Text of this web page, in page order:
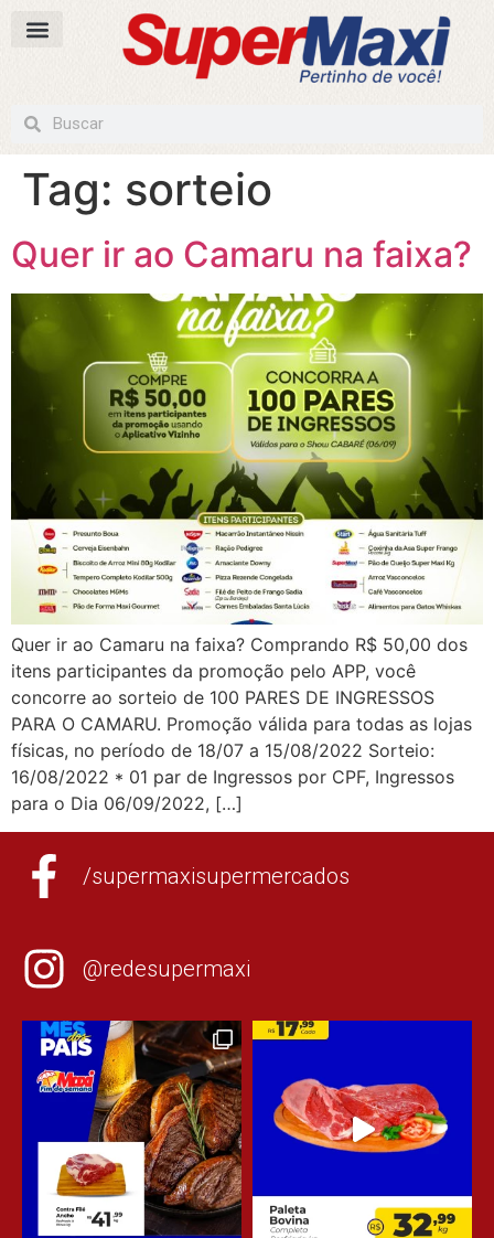
Tag: sorteio
Quer ir ao Camaru na faixa?
Quer ir ao Camaru na faixa? Comprando R$ 50,00 dos
itens participantes da promoção pelo APP, você
concorre ao sorteio de 100 PARES DE INGRESSOS
PARA O CAMARU. Promoção válida para todas as lojas
físicas, no período de 18/07 a 15/08/2022 Sorteio:
16/08/2022 * 01 par de Ingressos por CPF, Ingressos
para o Dia 06/09/2022, […]
/supermaxisupermercados
@redesupermaxi